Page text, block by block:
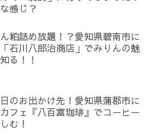
感じ？
粕詰め放題！？愛知県碧南市に
石川八郎治商店」でみりんの魅
る！！
のお出かけ先！愛知県蒲郡市に
フェ『八百富珈琲』でコーヒー
む！